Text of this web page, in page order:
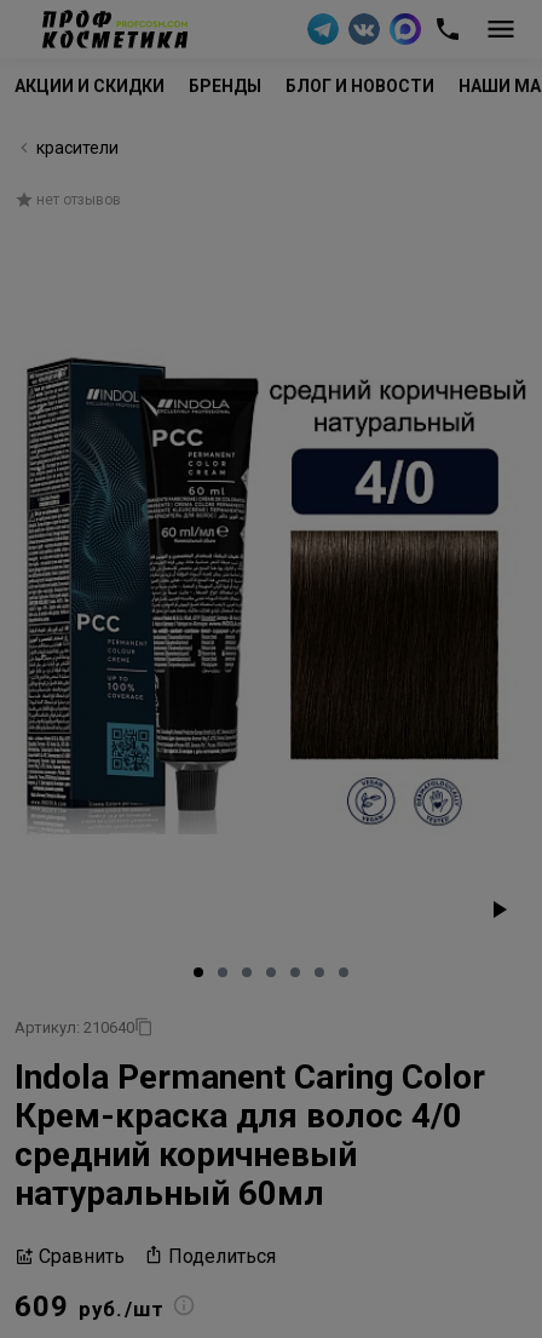
АКЦИИ И СКИДКИ БРЕНДЫ БЛОГ И НОВОСТИ НАШИ
красители
нет отзывов
Артикул: 210640
Indola Permanent Caring Color
Крем-краска для волос 4/0
средний коричневый
натуральный 60мл
Сравнить Поделиться
609 руб./шт